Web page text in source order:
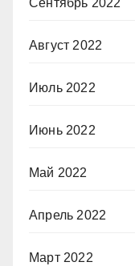
Сентябрь 2022
Август 2022
Июль 2022
Июнь 2022
Май 2022
Апрель 2022
Март 2022